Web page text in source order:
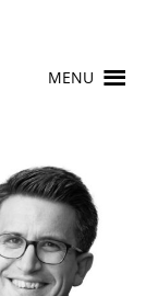
MENU